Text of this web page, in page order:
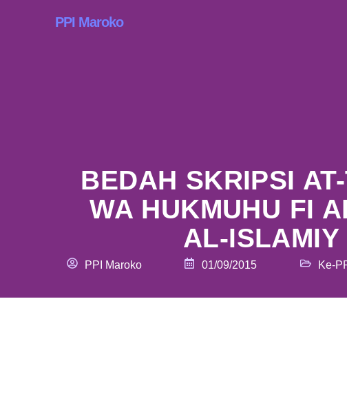
PPI Maroko
BEDAH SKRIPSI
WA HUKMUHU FI
AL-ISLAMIY
PPI Maroko 01/09/2015 Ke-